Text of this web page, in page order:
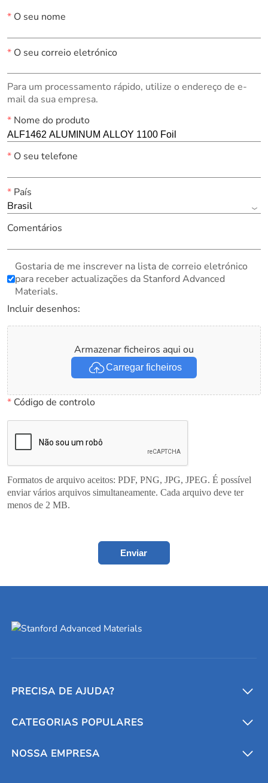
*O seu nome
*O seu correio eletrónico
Para um processamento rápido, utilize o endereço de e-
mail da sua empresa.
*Nome do produto
*O seu telefone
*País
Brasil
Comentários
Gostaria de me inscrever na lista de correio eletrónico
para receber actualizações da Stanford Advanced
Materials.
Incluir desenhos:
Armazenar ficheiros aqui ou
Carregar ficheiros
*Código de controlo
Formatos de arquivo aceitos: PDF, PNG, JPG, JPEG. É possível
enviar vários arquivos simultaneamente. Cada arquivo deve ter
menos de 2 MB.
Enviar
PRECISA DE AJUDA?
Conversores e calculadoras
Entre em contato conosco
CATEGORIAS POPULARES
Metais refratários
NOSSA EMPRESA